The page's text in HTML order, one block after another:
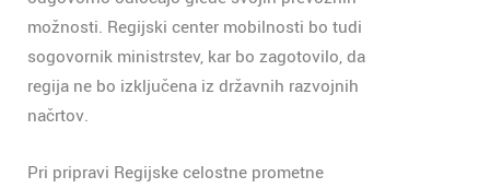
možnosti. Regijski center mobilnosti bo tudi
sogovornik ministrstev, kar bo zagotovilo, da
regija ne bo izključena iz državnih razvojnih
načrtov.
Pri pripravi Regijske celostne prometne